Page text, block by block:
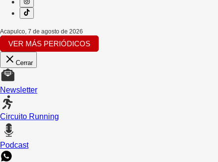
Acapulco 7 de agosto de 2026
VER MÁS PERIÓDICOS
Cerrar
Newsletter
Circuito Running
Podcast